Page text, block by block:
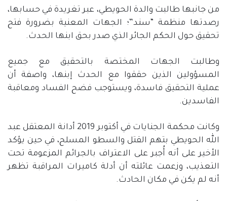
من جانبها طالبت والدة الحويطي، عبر تغريدة في حسابها،
رصدتها منظمة “سند”؛ الجهات المعنية بضرورة فتح
تحقيق حول الحكم الجائر الذي صدر بحق ابنها الحدث.
وطالبت الجهات المختصة بالتحقيق مع جميع
المسؤولين الذين حققوا مع الحدث إبنها، واصفة أن
عملية التحقيق فاسدة، ويستوجب فضح الفساد ومعاقبة
الفاسدين.
وكانت محكمة الجنايات في أكتوبر 2019 أدانة المعتقل عبد
الله الحويطي بتهم القتل والسطو المسلح، في حين يؤكد
الأخير على أنه أُجبر على الاعتراف بالجرائم المزعومة تحت
التعذيب، وزعمت عائلته أن أدلة كاميرات المراقبة تظهر
أنه لم يكن في مكان الحادث.